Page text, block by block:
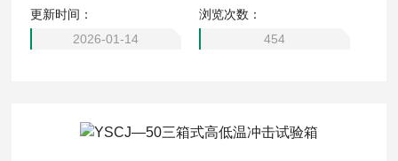
更新时间：
2026-01-14
浏览次数：
454